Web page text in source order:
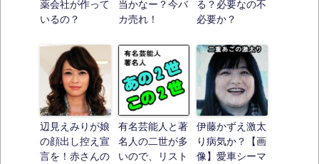
薬会社が作って
いるの？
当かなー？今バ
カ売れ！
る？必要なの不
必要か？
辺見えみりが娘
の顔出し控え宣
言を！赤さんの
有名芸能人と著
名人の二世が多
いので、リスト
伊藤かずえ激太
り病気か？【画
像】愛車シーマ